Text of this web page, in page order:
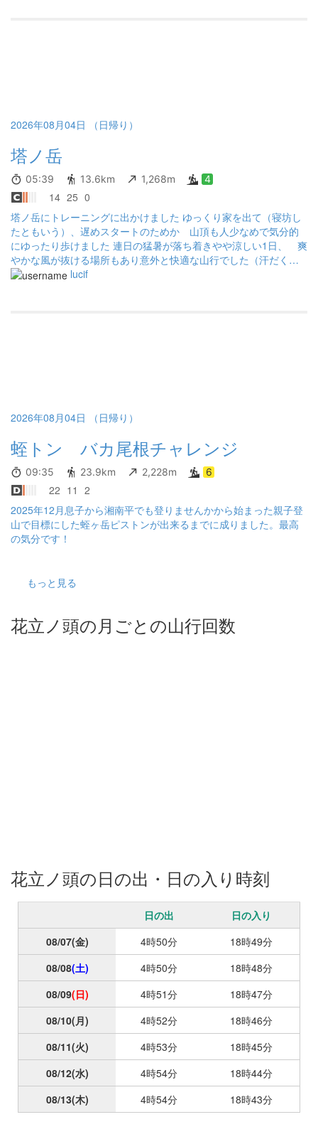
2026年08月04日 （日帰り）
塔ノ岳
05:39 13.6km 1,268m 4
14 25 0
塔ノ岳にトレーニングに出かけました ゆっくり家を出て（寝坊し
たともいう）、遅めスタートのためか 山頂も人少なめで気分的
にゆったり歩けました 連日の猛暑が落ち着きやや涼しい1日、 爽
やかな風が抜ける場所もあり意外と快適な山行でした（汗だくに
はなりましたが）
lucif
2026年08月04日 （日帰り）
蛭トン バカ尾根チャレンジ
09:35 23.9km 2,228m 6
22 11 2
2025年12月息子から湘南平でも登りませんかから始まった親子登
山で目標にした蛭ヶ岳ピストンが出来るまでに成りました。最高
の気分です！
もっと見る
花立ノ頭の月ごとの山行回数
花立ノ頭の日の出・日の入り時刻
日の出
日の入り
08/07(金) 4時50分
18時49分
08/08(土) 4時50分
18時48分
08/09(日) 4時51分
18時47分
08/10(月) 4時52分
18時46分
08/11(火) 4時53分
18時45分
08/12(水) 4時54分
18時44分
08/13(木) 4時54分 18時43分